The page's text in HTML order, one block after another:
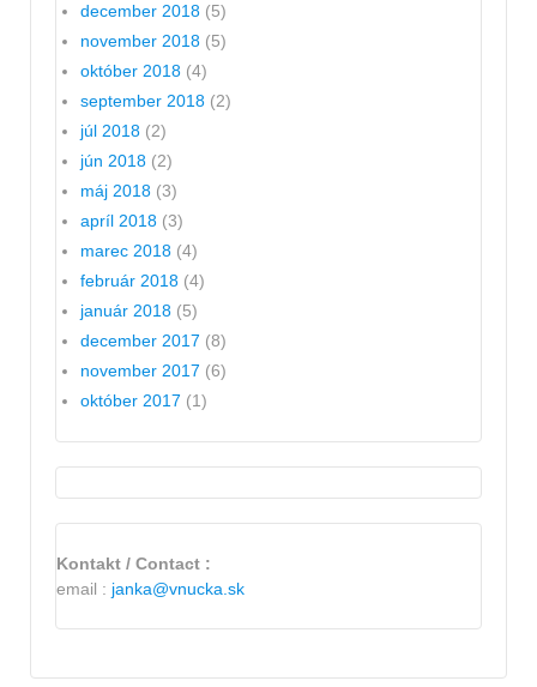
december 2018 (5)
november 2018 (5)
október 2018 (4)
september 2018 (2)
júl 2018 (2)
jún 2018 (2)
máj 2018 (3)
apríl 2018 (3)
marec 2018 (4)
február 2018 (4)
január 2018 (5)
december 2017 (8)
november 2017 (6)
október 2017 (1)
Kontakt / Contact :
email : janka@vnucka.sk